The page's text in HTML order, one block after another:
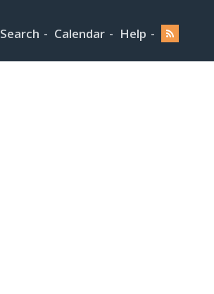
Search Calendar Help